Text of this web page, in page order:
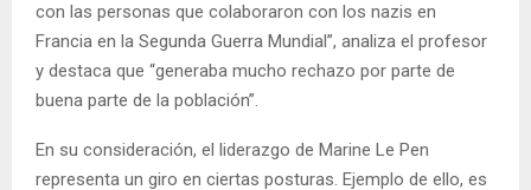
con las personas que colaboraron con los nazis en
Francia en la Segunda Guerra Mundial”, analiza el profesor
y destaca que “generaba mucho rechazo por parte de
buena parte de la población”.
En su consideración, el liderazgo de Marine Le Pen
representa un giro en ciertas posturas. Ejemplo de ello, es